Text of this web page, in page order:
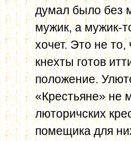
думал было без
мужик, а мужик-
хочет. Это не то,
кнехты готов
положение.
«Крестьяне» не
люторичских
помещика для